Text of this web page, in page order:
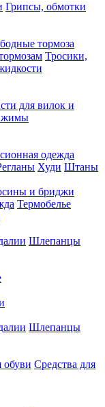
Грипсы, обмотки
тормоза
Тросики,
для вилок и
одежда
Худи Штаны
и бриджи
Термобелье
Шлепанцы
Шлепанцы
Средства для